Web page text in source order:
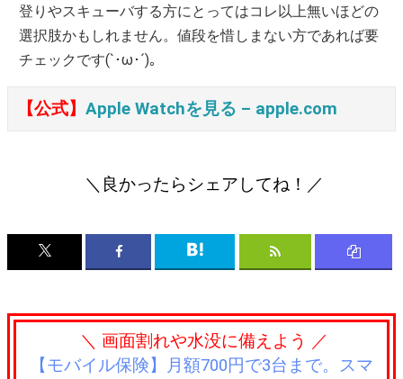
登りやスキューバする方にとってはコレ以上無いほどの
選択肢かもしれません。値段を惜しまない方であれば要
チェックです(`･ω･´)。
【公式】 Apple Watchを見る – apple.com
＼良かったらシェアしてね！／
＼ 画面割れや水没に備えよう ／
【モバイル保険】月額700円で3台まで。スマ